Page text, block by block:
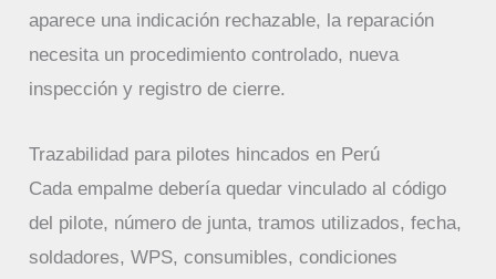
aparece una indicación rechazable, la reparación
necesita un procedimiento controlado, nueva
inspección y registro de cierre.
Trazabilidad para pilotes hincados en Perú
Cada empalme debería quedar vinculado al código
del pilote, número de junta, tramos utilizados, fecha,
soldadores, WPS, consumibles, condiciones